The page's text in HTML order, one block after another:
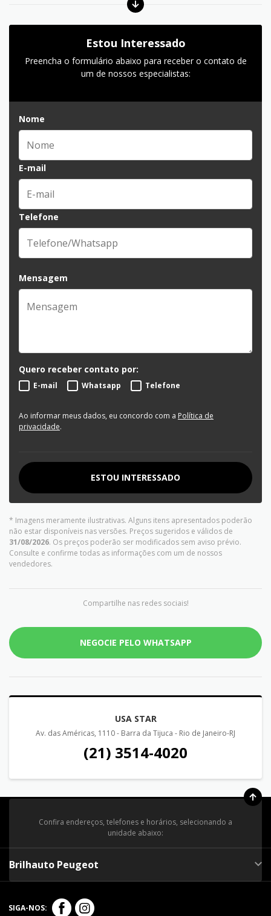
Estou Interessado
Preencha o formulário abaixo para receber o contato de
um de nossos especialistas:
Nome
E-mail
Telefone
Mensagem
Quero receber contato por:
E-mail Whatsapp Telefone
Ao informar meus dados, eu concordo com a Política de
privacidade.
ESTOU INTERESSADO
* Imagens meramente ilustrativas. Alguns itens apresentados poderão
não estar disponíveis nas versões. Preços sugeridos e válidos de
31/08/2026. Os preços poderão ser modificados sem aviso prévio.
Consulte e confirme todas as informações com um de nossos
vendedores.
Compartilhe nas redes sociais!
NEGOCIE PELO WHATSAPP
USA STAR
Av. das Américas, 1110 - Barra da Tijuca - Rio de Janeiro-RJ
(21) 3514-4020
Confira endereços, telefones e horários, selecionando a
unidade abaixo:
Brilhauto Peugeot
SIGA-NOS: